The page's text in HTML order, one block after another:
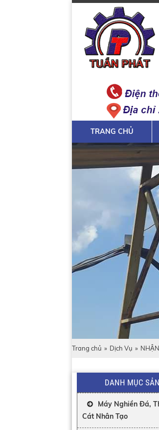
TRANG CHỦ
Trang chủ » Dịch Vụ »
DANH MỤC
Máy Nghiền Đá,
Cát Nhân Tạo